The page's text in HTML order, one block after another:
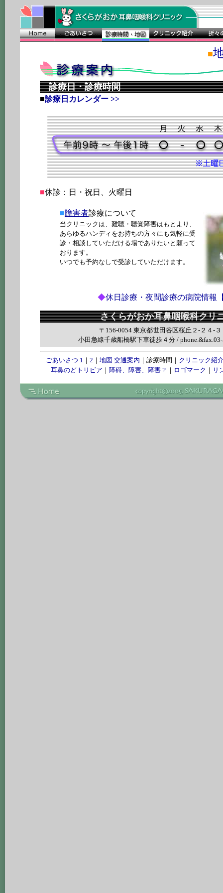
■
診療日・診療時間
■診療日カレンダー >>
■休診：日・祝日、火曜日
■障害者診療について
当クリニックは、難聴・聴覚障害はもとより、
あらゆるハンディをお持ちの方々にも気軽に受
診・相談していただける場でありたいと願って
おります。
いつでも予約なしで受診していただけます。
◆休日診療・夜間診療の病院情報
さくらがおか耳鼻咽喉科クリ
〒156-0054 東京都世田谷区桜丘２-２４-３
小田急線千歳船橋駅下車徒歩４分 /
ごあいさつ 1 ｜ 2 ｜ 地図 交通案内 ｜診療時間｜ クリニック紹
耳鼻のどトリビア ｜ 障碍、障害、障害？ ｜ ロゴマーク ｜ リ